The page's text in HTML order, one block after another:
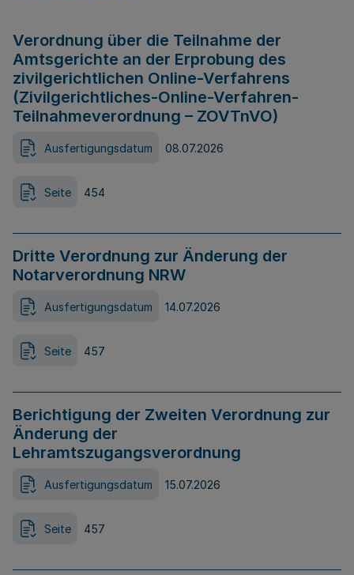
Verordnung über die Teilnahme der
Amtsgerichte an der Erprobung des
zivilgerichtlichen Online-Verfahrens
(Zivilgerichtliches-Online-Verfahren-
Teilnahmeverordnung – ZOVTnVO)
Ausfertigungsdatum 08.07.2026
Seite 454
Dritte Verordnung zur Änderung der
Notarverordnung NRW
Ausfertigungsdatum 14.07.2026
Seite 457
Berichtigung der Zweiten Verordnung zur
Änderung der
Lehramtszugangsverordnung
Ausfertigungsdatum 15.07.2026
Seite 457